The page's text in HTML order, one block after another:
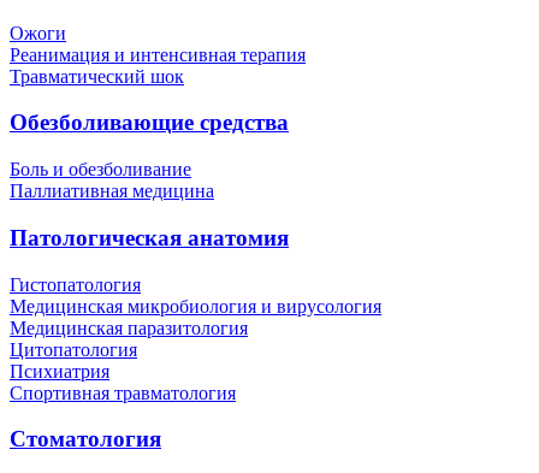
Ожоги
Реанимация и интенсивная терапия
Травматический шок
Обезболивающие средства
Боль и обезболивание
Паллиативная медицина
Патологическая анатомия
Гистопатология
Медицинская микробиология и вирусология
Медицинская паразитология
Цитопатология
Психиатрия
Спортивная травматология
Стоматология